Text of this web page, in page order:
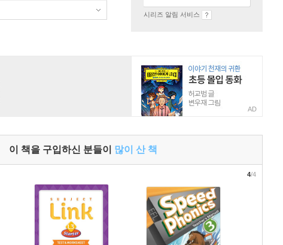
시리즈 알림 서비스
AD
이 책을 구입하신 분들이 많이 산 책
4/4